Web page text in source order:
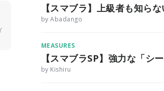
【スマブラ】上級者も知ら
by Abadango
MEASURES
【スマブラSP】強力な「シ
by Kishiru